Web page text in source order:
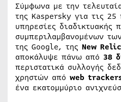
Σύμφωνα με την
της Kaspersky για τις 25
υπηρεσίες διαδικτυακής
συμπεριλαμβανομένων
της Google, της New Relic
αποκάλυψε πάνω από 38
περιστατικά συλλογής
χρηστών από web
ένα εκατομμύριο